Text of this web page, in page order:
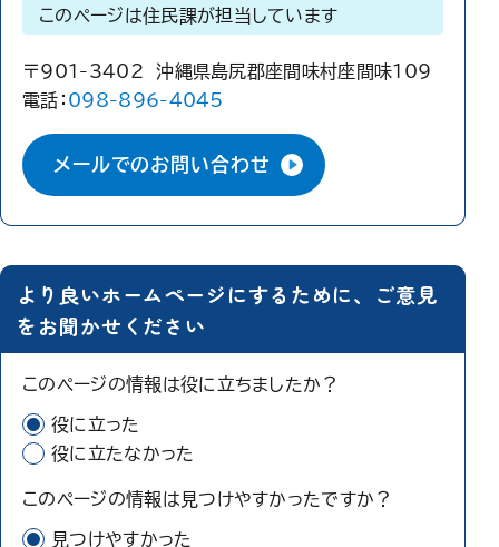
このページは住民課が担当しています
〒901-3402 沖縄県島尻郡座間味村座間味109
電話： 098-896-4045
メールでのお問い合わせ
より良いホームページにするために、ご意見
をお聞かせください
このページの情報は役に立ちましたか？
役に立った
役に立たなかった
このページの情報は見つけやすかったですか？
見つけやすかった